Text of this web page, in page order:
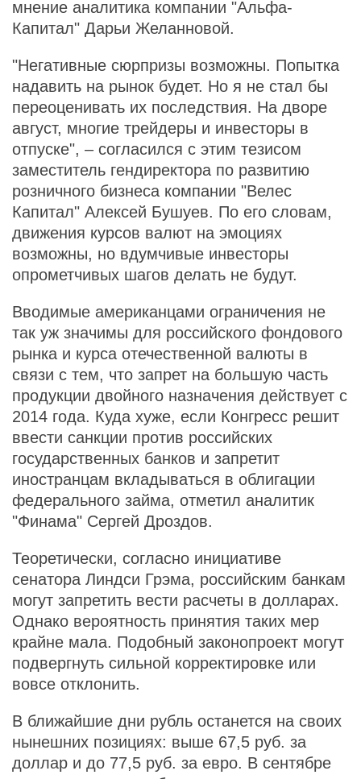
мнение аналитика компании "Альфа-
Капитал" Дарьи Желанновой.
"Негативные сюрпризы возможны. Попытка
надавить на рынок будет. Но я не стал бы
переоценивать их последствия. На дворе
август, многие трейдеры и инвесторы в
отпуске", – согласился с этим тезисом
заместитель гендиректора по развитию
розничного бизнеса компании "Велес
Капитал" Алексей Бушуев. По его словам,
движения курсов валют на эмоциях
возможны, но вдумчивые инвесторы
опрометчивых шагов делать не будут.
Вводимые американцами ограничения не
так уж значимы для российского фондового
рынка и курса отечественной валюты в
связи с тем, что запрет на большую часть
продукции двойного назначения действует с
2014 года. Куда хуже, если Конгресс решит
ввести санкции против российских
государственных банков и запретит
иностранцам вкладываться в облигации
федерального займа, отметил аналитик
"Финама" Сергей Дроздов.
Теоретически, согласно инициативе
сенатора Линдси Грэма, российским банкам
могут запретить вести расчеты в долларах.
Однако вероятность принятия таких мер
крайне мала. Подобный законопроект могут
подвергнуть сильной корректировке или
вовсе отклонить.
В ближайшие дни рубль останется на своих
нынешних позициях: выше 67,5 руб. за
доллар и до 77,5 руб. за евро. В сентябре